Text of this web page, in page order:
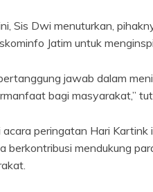
Sis Dwi menuturkan,
Jatim untuk
jawab dalam
bagi masyarakat,”
peringatan Hari
berkontribusi mendukung